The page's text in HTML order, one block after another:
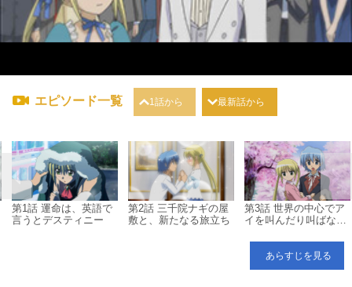
エピソード一覧 1話から 最新話から
第1話 運命は、英語で
言うとデスティニー
第2話 三千院ナギの屋
敷と、新たなる旅立ち
第3話 世界の中心でア
イを叫んだり叫ばなか
事
あらすじを見る